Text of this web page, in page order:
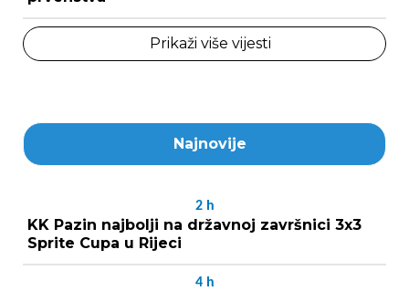
Prikaži više vijesti
Najnovije
2 h
KK Pazin najbolji na državnoj završnici 3x3
Sprite Cupa u Rijeci
4 h